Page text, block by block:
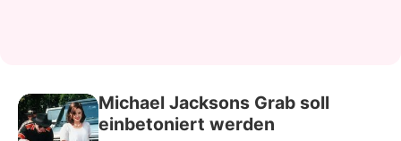
Michael Jacksons Grab soll
einbetoniert werden